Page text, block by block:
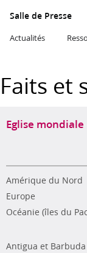
Salle de Presse
Actualités
Faits et
Eglise mondiale
Amérique du Nord
Europe
Océanie (îles du
Antigua et Barbuda